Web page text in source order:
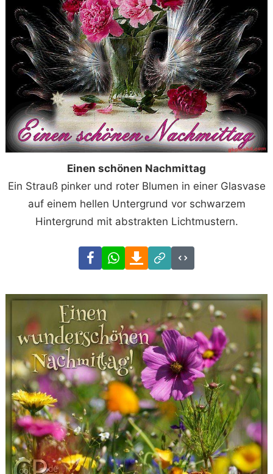
Einen schönen Nachmittag
Ein Strauß pinker und roter Blumen in einer Glasvase
auf einem hellen Untergrund vor schwarzem
Hintergrund mit abstrakten Lichtmustern.
FacebookWhatsAppDownload
Link
Code